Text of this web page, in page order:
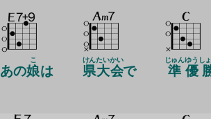
あの娘
こ
は 県
けん
大
たい
会
かい
で 準
じゅん
優
ゆう し